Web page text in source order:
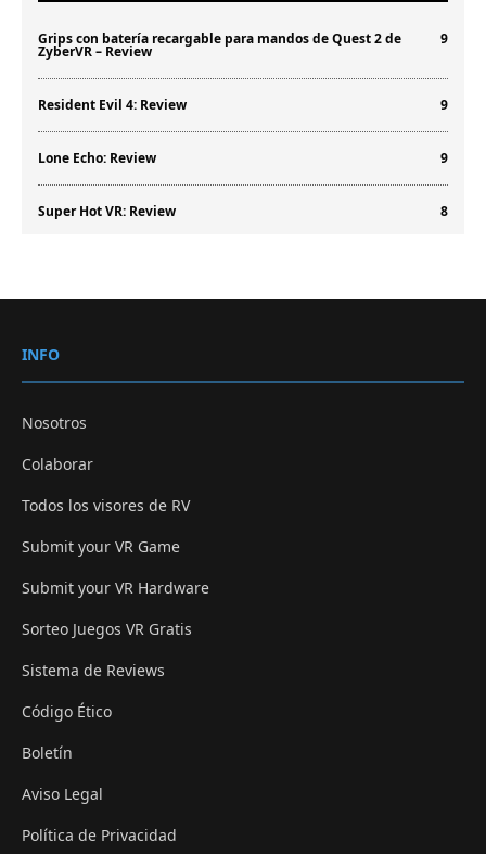
Grips con batería recargable para mandos de Quest 2 de
ZyberVR – Review
9
Resident Evil 4: Review 9
Lone Echo: Review 9
Super Hot VR: Review 8
INFO
Nosotros
Colaborar
Todos los visores de RV
Submit your VR Game
Submit your VR Hardware
Sorteo Juegos VR Gratis
Sistema de Reviews
Código Ético
Boletín
Aviso Legal
Política de Privacidad